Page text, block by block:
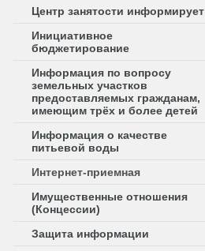
Центр занятости информирует
Инициативное
бюджетирование
Информация по вопросу
земельных участков
предоставляемых гражданам,
имеющим трёх и более детей
Информация о качестве
питьевой воды
Интернет-приемная
Имущественные отношения
(Концессии)
Защита информации